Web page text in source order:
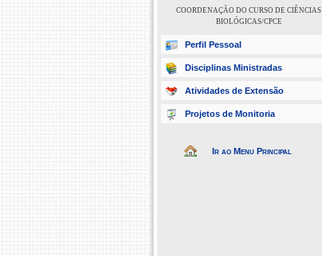
COORDENAÇÃO DO CURSO DE CIÊNCIAS
BIOLÓGICAS/CPCE
Perfil Pessoal
Disciplinas Ministradas
Atividades de Extensão
Projetos de Monitoria
Ir ao Menu Principal